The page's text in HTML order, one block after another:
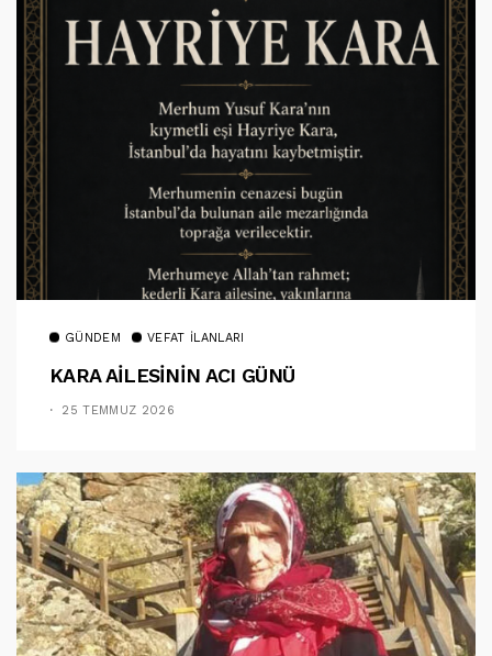
GÜNDEM VEFAT İLANLARI
KARA AİLESİNİN ACI GÜNÜ
25 TEMMUZ 2026